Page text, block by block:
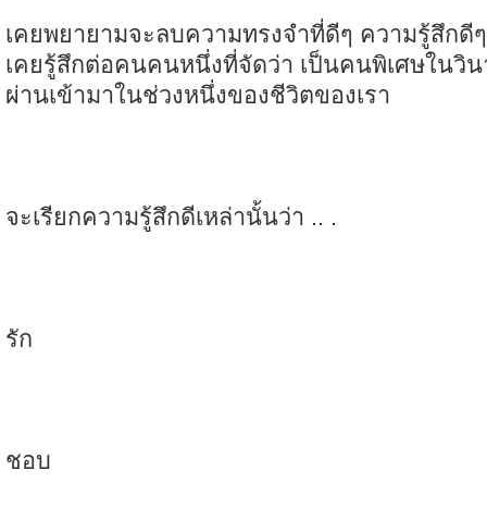
เคยพยายามจะลบความทรงจำที่ดีๆ ความรู้สึกดีๆ
เคยรู้สึกต่อคนคนหนึ่งที่จัดว่า เป็นคนพิเศษในวิน
ผ่านเข้ามาในช่วงหนึ่งของชีวิตของเรา
จะเรียกความรู้สึกดีเหล่านั้นว่า .. .
รัก
ชอบ